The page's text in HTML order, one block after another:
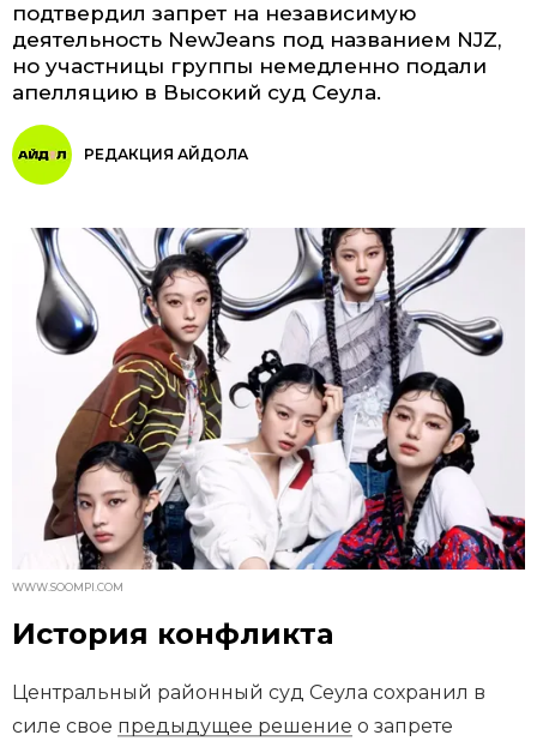
подтвердил запрет на независимую
деятельность NewJeans под названием NJZ,
но участницы группы немедленно подали
апелляцию в Высокий суд Сеула.
РЕДАКЦИЯ АЙДОЛА
WWW.SOOMPI.COM
История конфликта
Центральный районный суд Сеула сохранил в
силе свое предыдущее решение о запрете